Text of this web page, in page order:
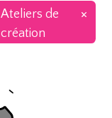
Ateliers de
création
×